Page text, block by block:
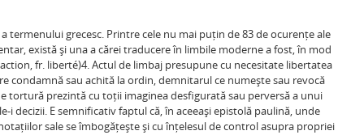
termenului grecesc. Printre cele nu mai puțin de 83 de ocurențe ale
există și una a cărei traducere în limbile moderne a fost, în mod
fr. liberté)4. Actul de limbaj presupune cu necesitate libertatea
condamnă sau achită la ordin, demnitarul ce numește sau revocă
tortură prezintă cu toții imaginea desfigurată sau perversă a unui
decizii. E semnificativ faptul că, în aceeași epistolă paulină, unde
sale se îmbogățește și cu înțelesul de control asupra propriei